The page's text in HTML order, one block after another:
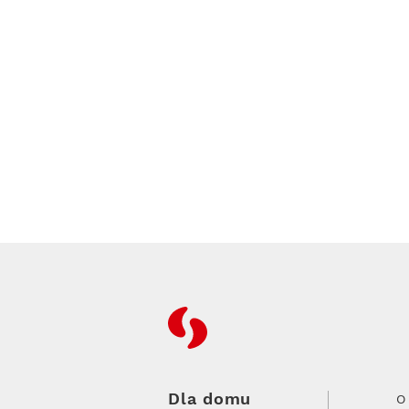
RFC
Dla domu